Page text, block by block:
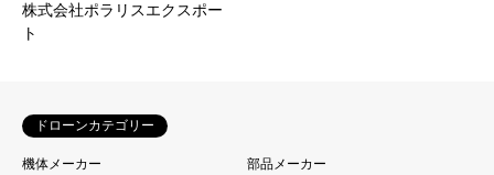
株式会社ポラリスエクスポー
ト
ドローンカテゴリー
機体メーカー
部品メーカー